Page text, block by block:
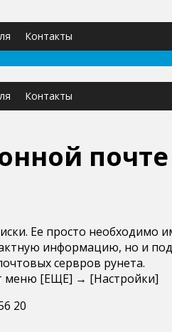
Контакты
Контакты
Ее просто
информацию, но и
сервров рунета.
меню [ЕЩЕ] → [Настройки]